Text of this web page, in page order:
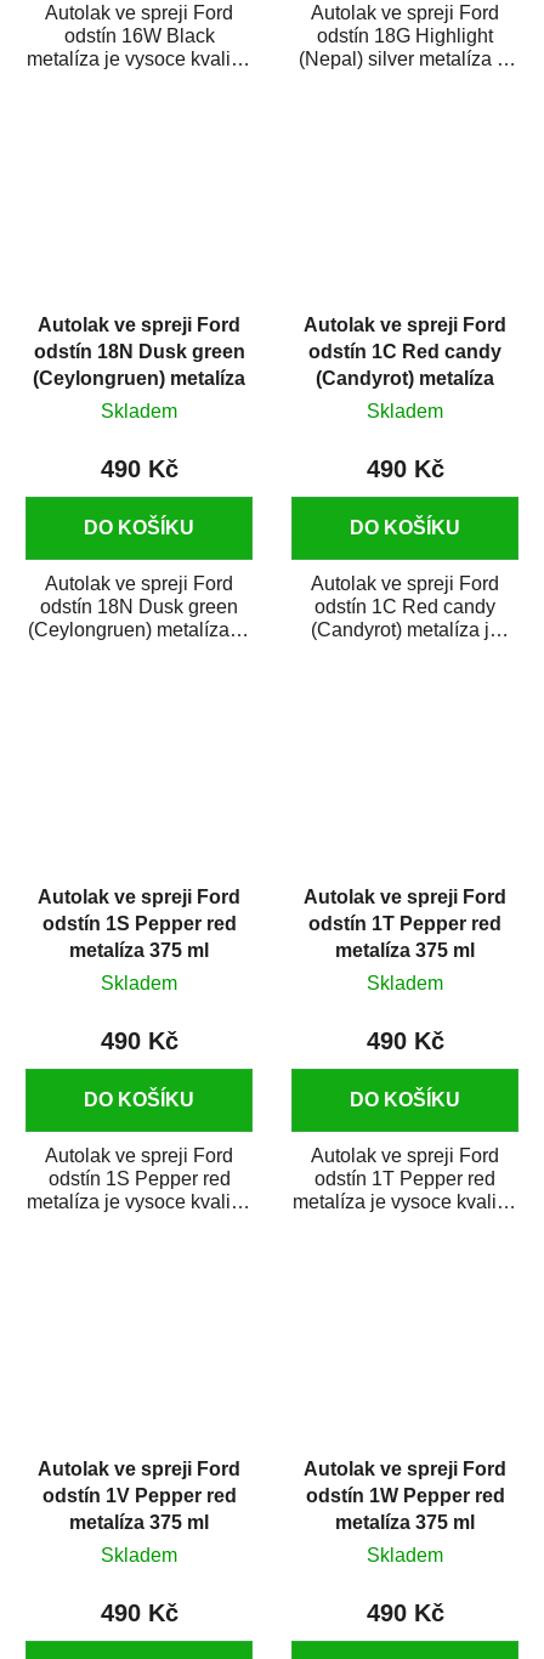
Autolak ve spreji Ford
odstín 16W Black
metalíza je vysoce kvalitní
Autolak ve spreji Ford
odstín 18G Highlight
(Nepal) silver metalíza je
Autolak ve spreji Ford
odstín 18N Dusk green
(Ceylongruen) metalíza
375 ml
Skladem
490 Kč
DO KOŠÍKU
Autolak ve spreji Ford
odstín 18N Dusk green
(Ceylongruen) metalíza je
Autolak ve spreji Ford
odstín 1C Red candy
(Candyrot) metalíza
375 ml
Skladem
490 Kč
DO KOŠÍKU
Autolak ve spreji Ford
odstín 1C Red candy
(Candyrot) metalíza je
Autolak ve spreji Ford
odstín 1S Pepper red
metalíza 375 ml
Skladem
490 Kč
DO KOŠÍKU
Autolak ve spreji Ford
odstín 1S Pepper red
metalíza je vysoce kvalitní
Autolak ve spreji Ford
odstín 1T Pepper red
metalíza 375 ml
Skladem
490 Kč
DO KOŠÍKU
Autolak ve spreji Ford
odstín 1T Pepper red
metalíza je vysoce kvalitní
Autolak ve spreji Ford
odstín 1V Pepper red
metalíza 375 ml
Skladem
490 Kč
Autolak ve spreji Ford
odstín 1W Pepper red
metalíza 375 ml
Skladem
490 Kč